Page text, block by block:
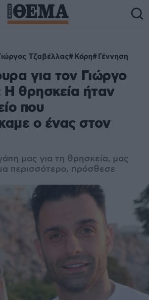
Τζαβέλλας Κόρη Γέννηση
για τον Γιώργο
Η θρησκεία ήταν
που
ο ένας στον
μας για τη θρησκεία, μας
περισσότερο, πρόσθεσε